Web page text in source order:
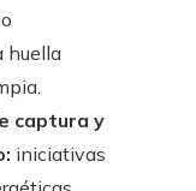
huella
captura y
iniciativas